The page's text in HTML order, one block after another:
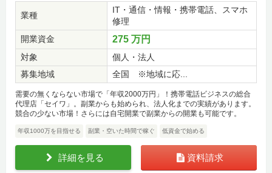
業種
IT・通信・情報・携帯電話、スマホ
修理
開業資金
275 万円
対象
個人・法人
募集地域
全国 ※地域に応...
需要の無くならない市場で「年収2000万円」！携帯電話ビジネスの総合
代理店「セイワ」。副業からも始められ、法人化までの実績があります。
競合の少ない市場！さらには自宅開業で副業からの開業も可能です。
年収1000万を目指せる 副業・空いた時間で稼ぐ 低資金で始める
詳細を見る 資料請求